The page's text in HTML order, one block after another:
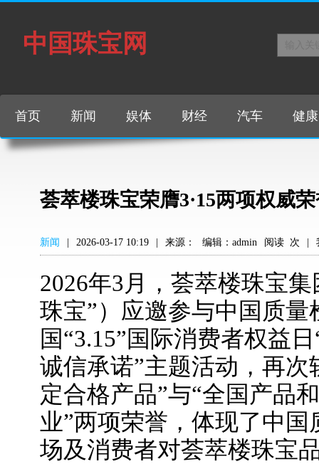
中国珠宝网
首页 新闻 娱体 财经 汽车 健康
荟萃楼珠宝荣膺3·15两项权威
新闻 2026-03-17 10:19 来源： 编辑：admin 阅读 次
2026年3月，荟萃楼珠宝
珠宝”）应邀参与中国质
国“3.15”国际消费者权益
诚信承诺”主题活动，再次
定合格产品”与“全国产品
业”两项荣誉，体现了中
场及消费者对荟萃楼珠宝